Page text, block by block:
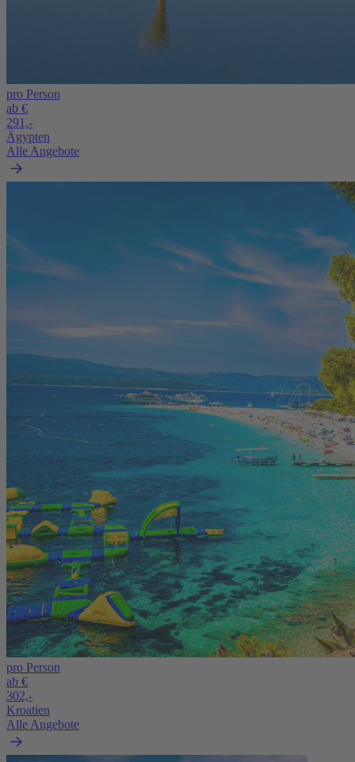
pro Person
ab €
291,-
Ägypten
Alle Angebote
pro Person
ab €
302,-
Kroatien
Alle Angebote